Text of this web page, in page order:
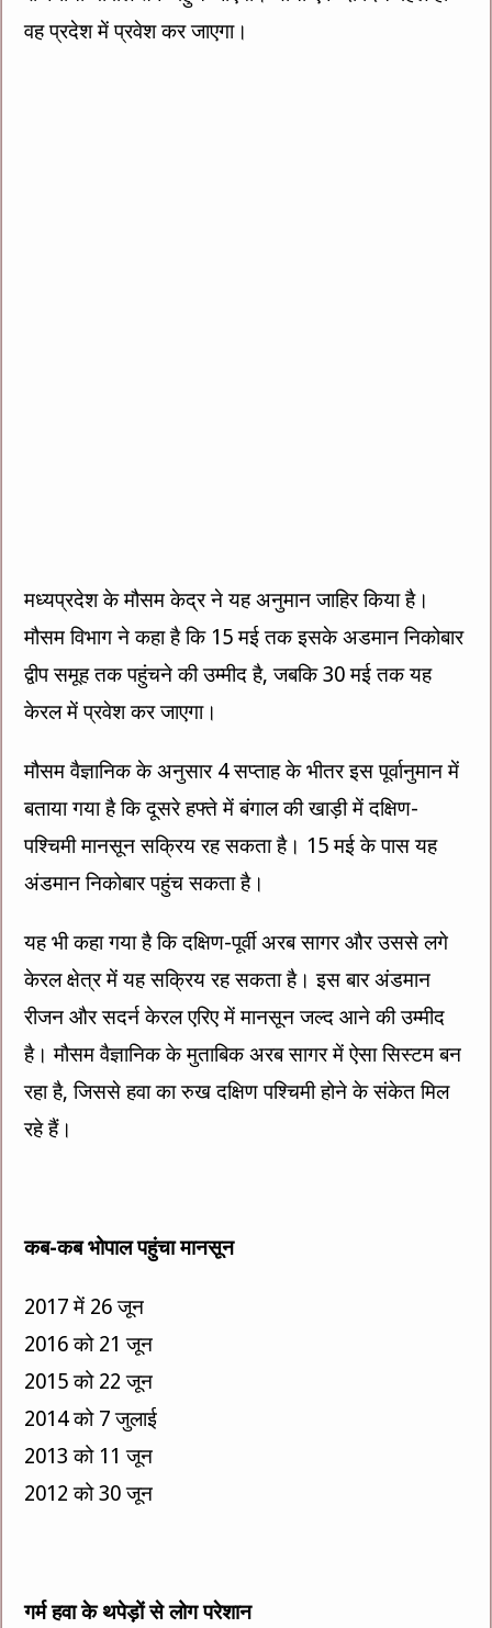
o
er p
वह प्रदेश में प्रवेश कर जाएगा।
मध्यप्रदेश के मौसम केद्र ने यह अनुमान जाहिर किया है।
मौसम विभाग ने कहा है कि 15 मई तक इसके अडमान निकोबार
द्वीप समूह तक पहुंचने की उम्मीद है, जबकि 30 मई तक यह
केरल में प्रवेश कर जाएगा।
मौसम वैज्ञानिक के अनुसार 4 सप्ताह के भीतर इस पूर्वानुमान में
बताया गया है कि दूसरे हफ्ते में बंगाल की खाड़ी में दक्षिण-
पश्चिमी मानसून सक्रिय रह सकता है। 15 मई के पास यह
अंडमान निकोबार पहुंच सकता है।
यह भी कहा गया है कि दक्षिण-पूर्वी अरब सागर और उससे लगे
केरल क्षेत्र में यह सक्रिय रह सकता है। इस बार अंडमान
रीजन और सदर्न केरल एरिए में मानसून जल्द आने की उम्मीद
है। मौसम वैज्ञानिक के मुताबिक अरब सागर में ऐसा सिस्टम बन
रहा है, जिससे हवा का रुख दक्षिण पश्चिमी होने के संकेत मिल
रहे हैं।
कब-कब भोपाल पहुंचा मानसून
2017 में 26 जून
2016 को 21 जून
2015 को 22 जून
2014 को 7 जुलाई
2013 को 11 जून
2012 को 30 जून
गर्म हवा के थपेड़ों से लोग परेशान